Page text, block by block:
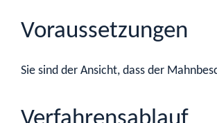
Voraussetzungen
Sie sind der Ansicht, dass der